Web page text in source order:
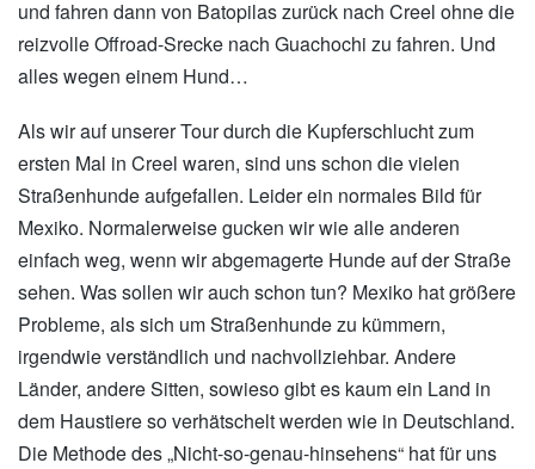
und fahren dann von Batopilas zurück nach Creel ohne die
reizvolle Offroad-Srecke nach Guachochi zu fahren. Und
alles wegen einem Hund…
Als wir auf unserer Tour durch die Kupferschlucht zum
ersten Mal in Creel waren, sind uns schon die vielen
Straßenhunde aufgefallen. Leider ein normales Bild für
Mexiko. Normalerweise gucken wir wie alle anderen
einfach weg, wenn wir abgemagerte Hunde auf der Straße
sehen. Was sollen wir auch schon tun? Mexiko hat größere
Probleme, als sich um Straßenhunde zu kümmern,
irgendwie verständlich und nachvollziehbar. Andere
Länder, andere Sitten, sowieso gibt es kaum ein Land in
dem Haustiere so verhätschelt werden wie in Deutschland.
Die Methode des „Nicht-so-genau-hinsehens“ hat für uns